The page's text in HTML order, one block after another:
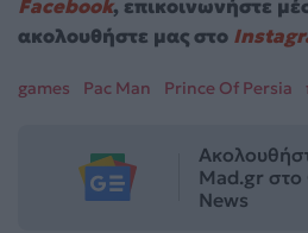
Facebook, επικοινωνήστε
ακολουθήστε μας στο
games Pac Man Prince Of Persia
Mad.gr στο
News